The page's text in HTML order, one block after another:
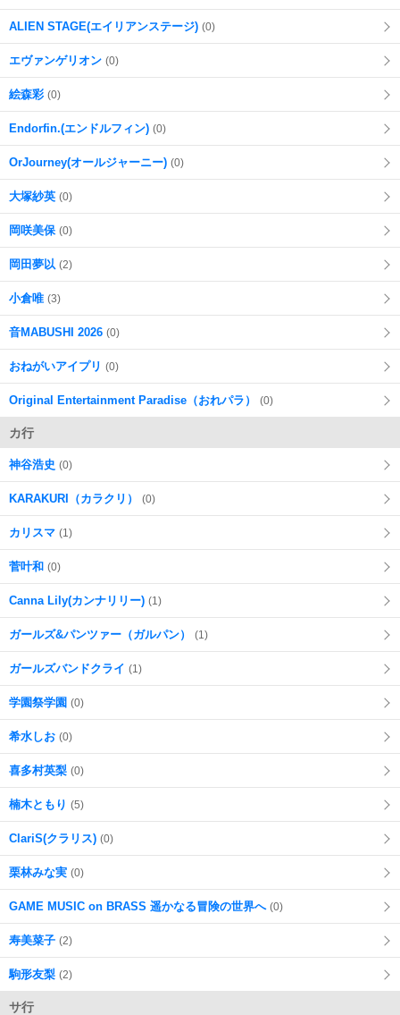
ALIEN STAGE(エイリアンステージ) (0)
エヴァンゲリオン (0)
絵森彩 (0)
Endorfin.(エンドルフィン) (0)
OrJourney(オールジャーニー) (0)
大塚紗英 (0)
岡咲美保 (0)
岡田夢以 (2)
小倉唯 (3)
音MABUSHI 2026 (0)
おねがいアイプリ (0)
Original Entertainment Paradise（おれパラ） (0)
カ行
神谷浩史 (0)
KARAKURI（カラクリ） (0)
カリスマ (1)
菅叶和 (0)
Canna Lily(カンナリリー) (1)
ガールズ&パンツァー（ガルパン） (1)
ガールズバンドクライ (1)
学園祭学園 (0)
希水しお (0)
喜多村英梨 (0)
楠木ともり (5)
ClariS(クラリス) (0)
栗林みな実 (0)
GAME MUSIC on BRASS 遥かなる冒険の世界へ (0)
寿美菜子 (2)
駒形友梨 (2)
サ行